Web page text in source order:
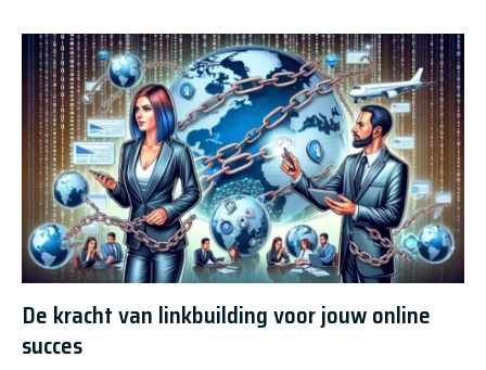
De kracht van linkbuilding voor jouw online
succes